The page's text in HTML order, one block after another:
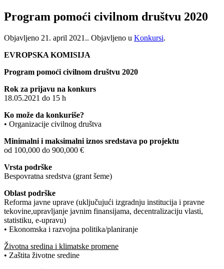
Program pomoći civilnom društvu 2020
Objavljeno 21. april 2021.. Objavljeno u Konkursi.
EVROPSKA KOMISIJA
Program pomoći civilnom društvu 2020
Rok za prijavu na konkurs
18.05.2021 do 15 h
Ko može da konkuriše?
• Organizacije civilnog društva
Minimalni i maksimalni iznos sredstava po projektu
od 100,000 do 900,000 €
Vrsta podrške
Bespovratna sredstva (grant šeme)
Oblast podrške
Reforma javne uprave (uključujući izgradnju institucija i pravne
tekovine,upravljanje javnim finansijama, decentralizaciju vlasti,
statistiku, e-upravu)
• Ekonomska i razvojna politika/planiranje
Životna sredina i klimatske promene
• Zaštita životne sredine